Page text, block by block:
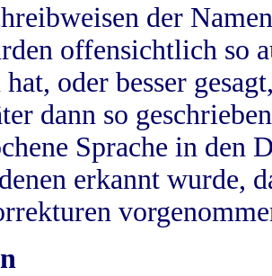
der
offensichtlich so
hat, oder besser
dann so
Sprache in
erkannt wurde,